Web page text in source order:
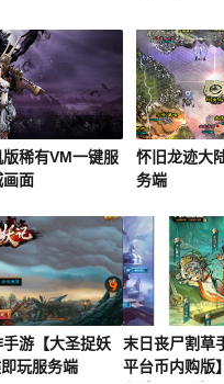
稀有VM一键服
画面
怀旧龙迹大
务端
游【大圣捉妖
玩服务端
末日丧尸割草
平台币内购版